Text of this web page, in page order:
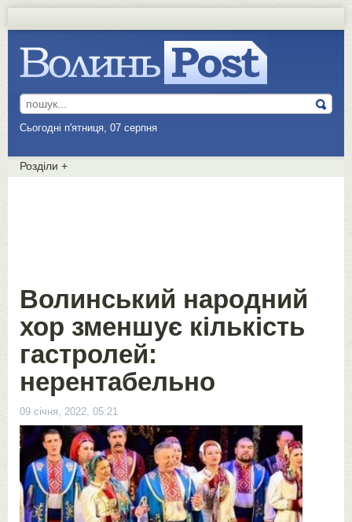
Сьогодні п'ятниця, 07 серпня
Розділи +
Волинський народний
хор зменшує кількість
гастролей:
нерентабельно
09 січня, 2022, 05:21